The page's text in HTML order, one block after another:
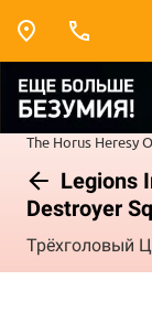
The Horus Heresy
Legions
Destroyer
Трёхголовый